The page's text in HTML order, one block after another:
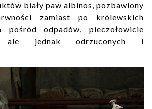
biały paw albinos, pozbawiony
zamiast po królewskich
pośród odpadów, pieczołowicie
ale jednak odrzuconych i